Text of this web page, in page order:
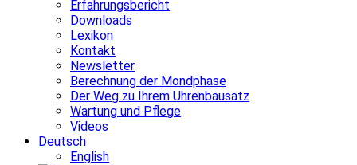
Erfahrungsbericht
Downloads
Lexikon
Kontakt
Newsletter
Berechnung der Mondphase
Der Weg zu Ihrem Uhrenbausatz
Wartung und Pflege
Videos
Deutsch
English